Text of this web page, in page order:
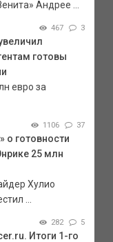
Андрее ...
467 3
готовы
евро за
1106 37
о готовности
25 млн
Хулио
...
282 5
Итоги 1-го